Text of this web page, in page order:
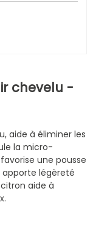
chevelu -
aide à éliminer les
la micro-
une pousse
apporte légèreté
aide à